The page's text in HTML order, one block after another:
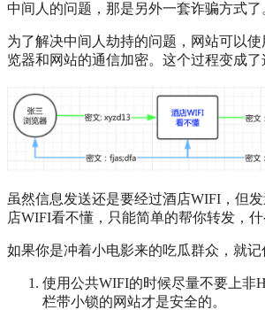
中间人的问题，那是另外一套诈骗方式了
为了解决中间人劫持的问题，网站可以使
览器和网站的通信加密。这个过程变成了
虽然信息发送还是要经过酒店WIFI，但
店WIFI看不懂，只能简单的帮你转发，什
如果你是冲着小电影来的吃瓜群众，就记
使用公共WIFI的时候尽量不要上非
栏带小锁的网站才是安全的。